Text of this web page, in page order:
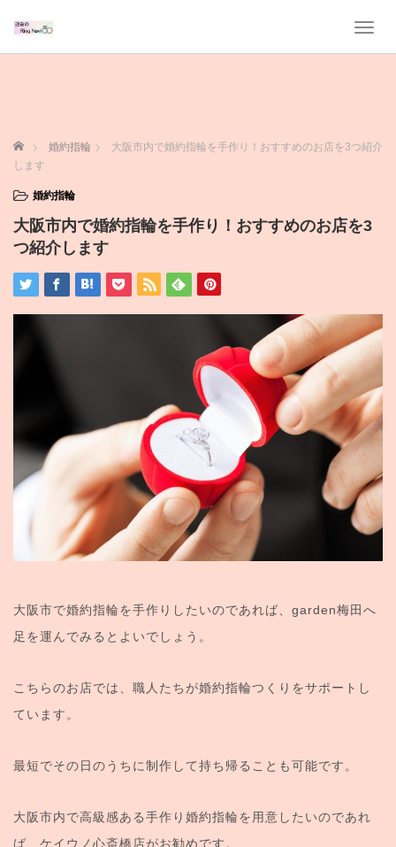
T
a
a
ホーム 婚約指輪
大阪市内で婚約指輪を手作り！おすすめのお店を3つ紹介
します
婚約指輪
大阪市内で婚約指輪を手作り！おすすめのお店を3
つ紹介します
大阪市で婚約指輪を手作りしたいのであれば、garden梅田へ
足を運んでみるとよいでしょう。
こちらのお店では、職人たちが婚約指輪つくりをサポートし
ています。
最短でその日のうちに制作して持ち帰ることも可能です。
大阪市内で高級感ある手作り婚約指輪を用意したいのであれ
ば、ケイウノ心斎橋店がお勧めです。